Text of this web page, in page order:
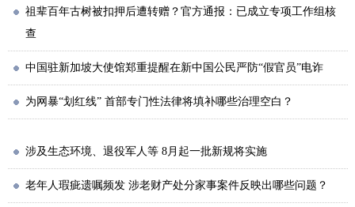
祖辈百年古树被扣押后遭转赠？官方通报：已成立专项工作组核
查
中国驻新加坡大使馆郑重提醒在新中国公民严防“假官员”电诈
为网暴“划红线” 首部专门性法律将填补哪些治理空白？
涉及生态环境、退役军人等 8月起一批新规将实施
老年人瑕疵遗嘱频发 涉老财产处分家事案件反映出哪些问题？